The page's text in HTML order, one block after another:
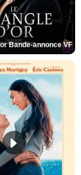
Bande-annonce VF